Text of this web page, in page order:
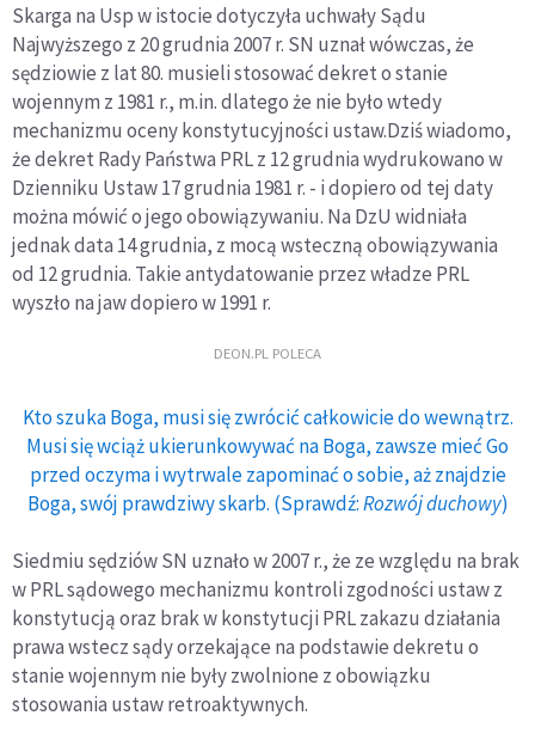
Skarga na Usp w istocie dotyczyła uchwały Sądu
Najwyższego z 20 grudnia 2007 r. SN uznał wówczas, że
sędziowie z lat 80. musieli stosować dekret o stanie
wojennym z 1981 r., m.in. dlatego że nie było wtedy
mechanizmu oceny konstytucyjności ustaw.Dziś wiadomo,
że dekret Rady Państwa PRL z 12 grudnia wydrukowano w
Dzienniku Ustaw 17 grudnia 1981 r. - i dopiero od tej daty
można mówić o jego obowiązywaniu. Na DzU widniała
jednak data 14 grudnia, z mocą wsteczną obowiązywania
od 12 grudnia. Takie antydatowanie przez władze PRL
wyszło na jaw dopiero w 1991 r.
DEON.PL POLECA
Kto szuka Boga, musi się zwrócić całkowicie do wewnątrz.
Musi się wciąż ukierunkowywać na Boga, zawsze mieć Go
przed oczyma i wytrwale zapominać o sobie, aż znajdzie
Boga, swój prawdziwy skarb. (Sprawdź:Rozwój duchowy)
Siedmiu sędziów SN uznało w 2007 r., że ze względu na brak
w PRL sądowego mechanizmu kontroli zgodności ustaw z
konstytucją oraz brak w konstytucji PRL zakazu działania
prawa wstecz sądy orzekające na podstawie dekretu o
stanie wojennym nie były zwolnione z obowiązku
stosowania ustaw retroaktywnych.